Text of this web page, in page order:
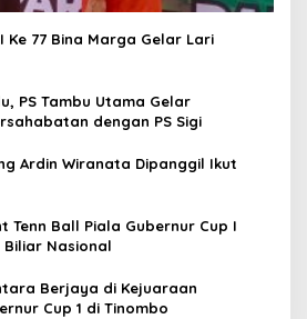
Ke 77 Bina Marga Gelar Lari
PS Tambu Utama Gelar
dengan PS Sigi
Ardin Wiranata Dipanggil Ikut
Tenn Ball Piala Gubernur Cup I
Nasional
Berjaya di Kejuaraan
Cup 1 di Tinombo